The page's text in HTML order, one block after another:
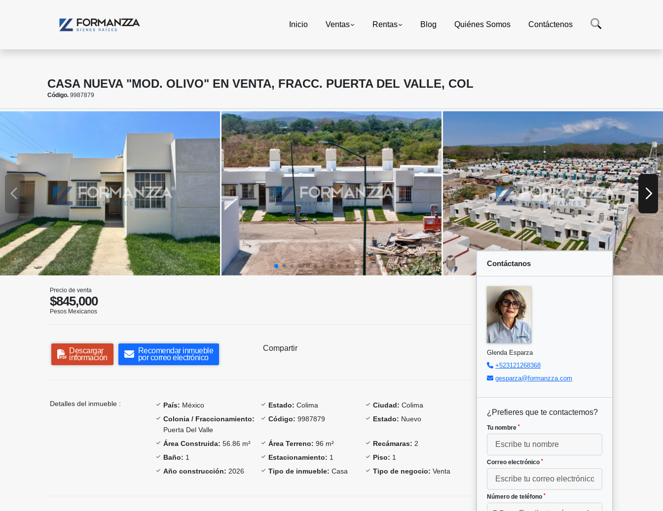
Inicio Ventas Rentas Blog Quiénes Somos Contáctenos
CASA NUEVA "MOD. OLIVO" EN VENTA, FRACC. PUERTA DEL VALLE, COL
Código. 9987879
Precio de venta
$845,000
Pesos Mexicanos
Descargar
información
Recomendar inmueble
por correo electrónico
Compartir
Detalles del inmueble : País: México Estado: Colima Ciudad: Colima
Colonia / Fraccionamiento:
Puerta Del Valle
Código: 9987879 Estado: Nuevo
Área Construida: 56.86 m² Área Terreno: 96 m² Recámaras: 2
Baño: 1 Estacionamiento: 1 Piso: 1
Año construcción: 2026 Tipo de inmueble: Casa Tipo de negocio: Venta
Contáctanos
Glenda Esparza
+523121268368
gesparza@formanzza.com
¿Prefieres que te contactemos?
Tu nombre *
Correo electrónico *
Número de teléfono *